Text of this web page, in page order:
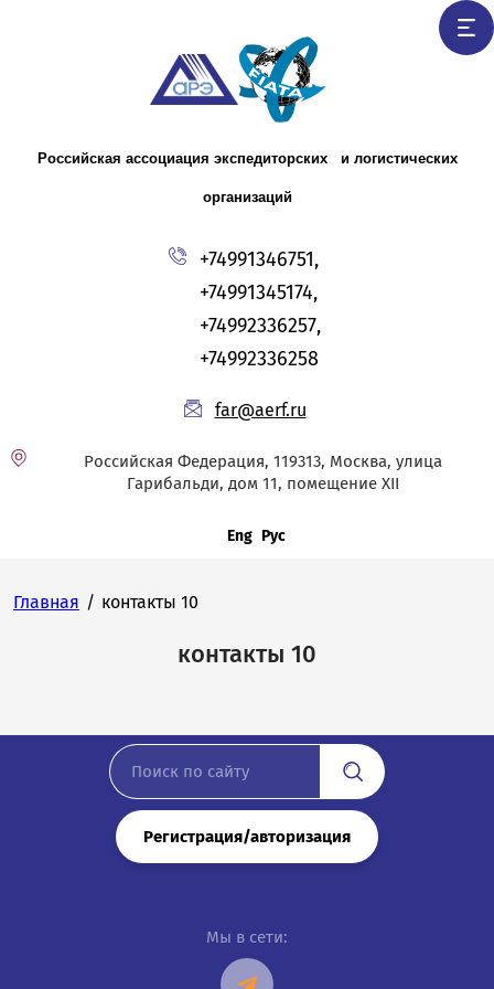
Российская ассоциация экспедиторских и логистических
организаций
+74991346751,
+74991345174,
+74992336257,
+74992336258
far@aerf.ru
Российская Федерация, 119313, Москва, улица
Гарибальди, дом 11, помещение XII
Eng Рус
Главная / контакты 10
контакты 10
Регистрация/авторизация
Мы в сети: